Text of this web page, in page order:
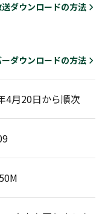
ダウンロードの方法
ダウンロードの方法
4月20日から順次